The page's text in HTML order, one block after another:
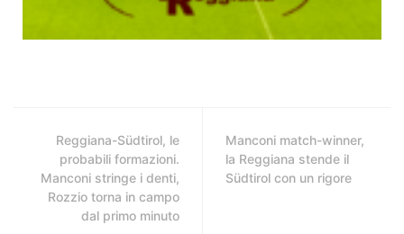
Reggiana-Südtirol, le
probabili formazioni.
Manconi stringe i denti,
Rozzio torna in campo
dal primo minuto
Manconi match-winner,
la Reggiana stende il
Südtirol con un rigore